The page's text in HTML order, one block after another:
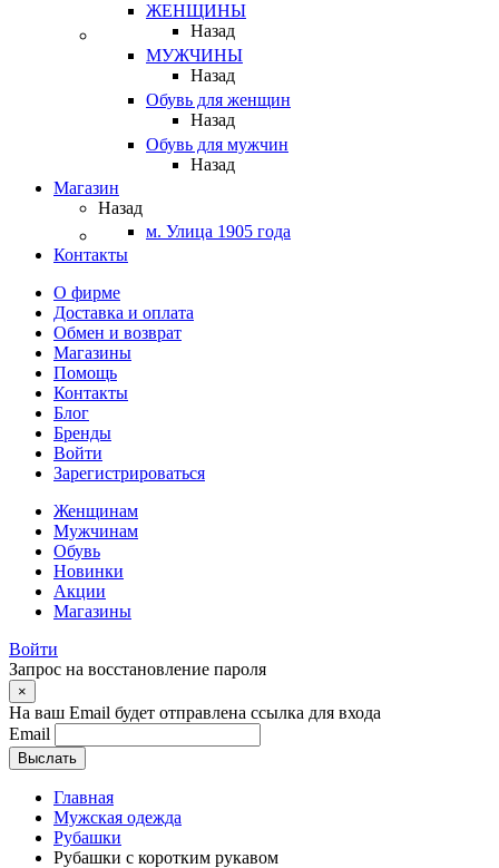
ЖЕНЩИНЫ
Назад
МУЖЧИНЫ
Назад
Обувь для женщин
Назад
Обувь для мужчин
Назад
Магазин
Назад
м. Улица 1905 года
Контакты
О фирме
Доставка и оплата
Обмен и возврат
Магазины
Помощь
Контакты
Блог
Бренды
Войти
Зарегистрироваться
Женщинам
Мужчинам
Обувь
Новинки
Акции
Магазины
Войти
Запрос на восстановление пароля
×
На ваш Email будет отправлена ссылка для входа
Email
Выслать
Главная
Мужская одежда
Рубашки
Рубашки с коротким рукавом